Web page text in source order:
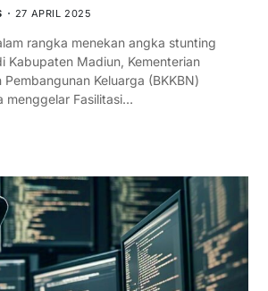
27 APRIL 2025
rangka menekan angka stunting
Kabupaten Madiun, Kementerian
Keluarga (BKKBN)
menggelar Fasilitasi…